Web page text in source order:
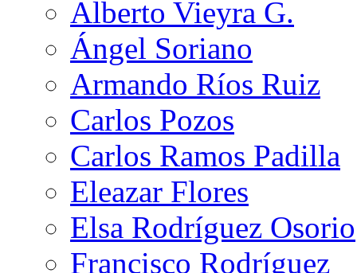
Alberto Vieyra G.
Ángel Soriano
Armando Ríos Ruiz
Carlos Pozos
Carlos Ramos Padilla
Eleazar Flores
Elsa Rodríguez Osorio
Francisco Rodríguez